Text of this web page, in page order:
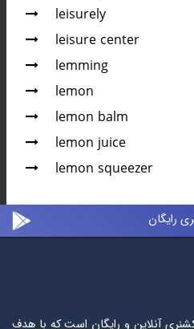
leisurely
leisure center
lemming
lemon
lemon balm
lemon juice
lemon squeezer
رایگان
آنلاین و رایگان است که با هدف